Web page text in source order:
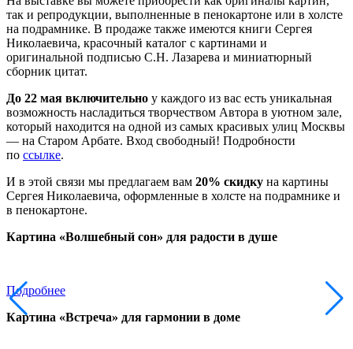
так и репродукции, выполненные в пенокартоне или в холсте
на подрамнике. В продаже также имеются книги Сергея
Николаевича, красочный каталог с картинами и
оригинальной подписью С.Н. Лазарева и миниатюрный
сборник цитат.
До 22 мая включительно у каждого из вас есть уникальная
возможность насладиться творчеством Автора в уютном зале,
который находится на одной из самых красивых улиц Москвы
— на Старом Арбате. Вход свободный! Подробности
по ссылке.
И в этой связи мы предлагаем вам 20% скидку на картины
Сергея Николаевича, оформленные в холсте на подрамнике и
в пенокартоне.
Картина «Волшебный сон» для радости в душе
Подробнее
Картина «Встреча» для гармонии в доме